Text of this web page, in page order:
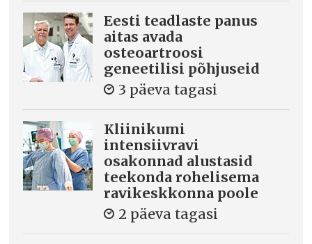
Eesti teadlaste panus
aitas avada
osteoartroosi
geneetilisi põhjuseid
3 päeva tagasi
Kliinikumi
intensiivravi
osakonnad alustasid
teekonda rohelisema
ravikeskkonna poole
2 päeva tagasi